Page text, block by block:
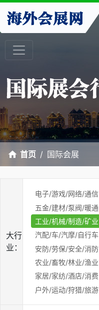
首页 国际会展
大行
业：
电子/游戏/网络/通信
五金/建材/泵阀/暖通
工业/机械/制造/矿业
汽配/车/汽摩/自行车
安防/劳保/安全/消防
农业/畜牧/林业/渔业
家居/家纺/酒店/消费
户外/运动/狩猎/旅游